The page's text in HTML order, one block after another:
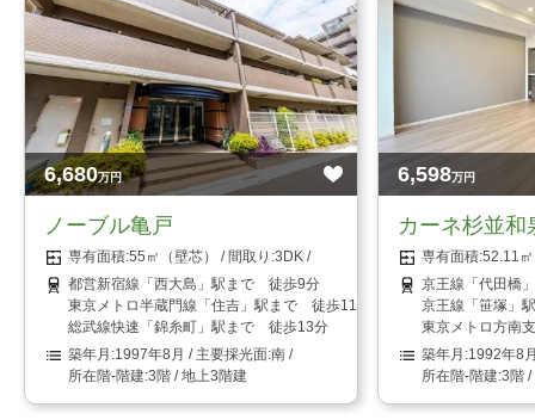
6,680万円
ノーブル亀戸
55㎡（壁芯）
3DK
都営新宿線「西大島」駅まで 徒歩9分
東京メトロ半蔵門線「住吉」駅まで 徒歩11分
総武線快速「錦糸町」駅まで 徒歩13分
1997年8月
南
3階 / 地上3階建
6,598万円
カーネ杉並和
52.11
京王線「代田橋
京王線「笹塚」
東京メトロ方南
1992年8
3階 /